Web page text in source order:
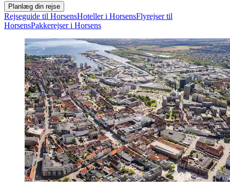
Planlæg din rejse
Rejseguide til HorsensHoteller i HorsensFlyrejser til
HorsensPakkerejser i Horsens